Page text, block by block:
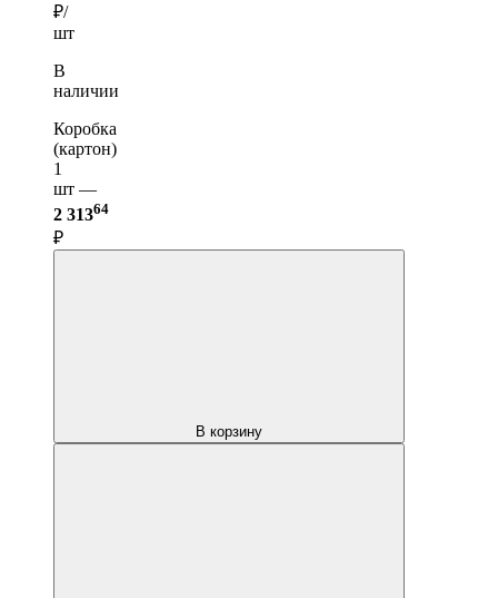
₽/
шт
В
наличии
Коробка
(картон)
1
шт —
2 31364
₽
В корзину